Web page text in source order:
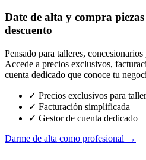
Date de alta y compra
descuento
Pensado para talleres,
Accede a precios exclusivos,
cuenta dedicado que conoce tu
✓ Precios exclusivos para
✓ Facturación simplificada
✓ Gestor de cuenta dedicado
Darme de alta como profesional →